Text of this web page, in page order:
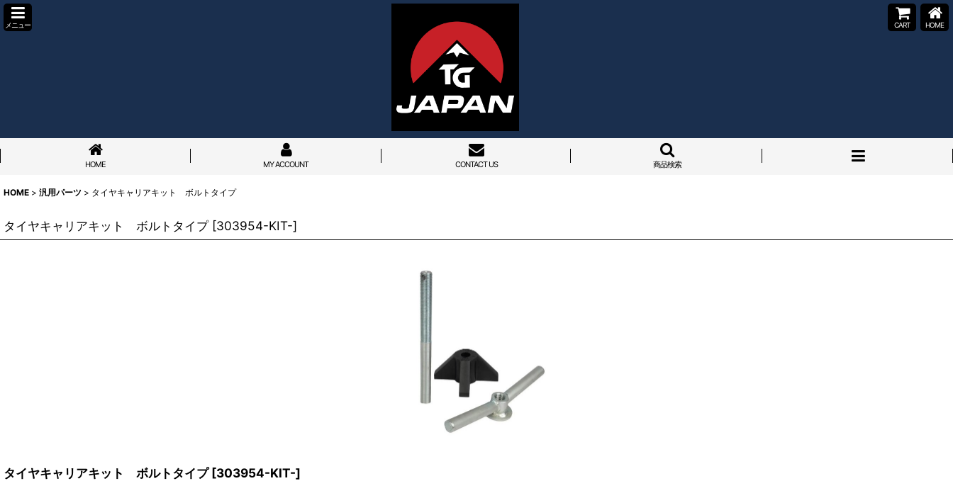
メニュー CART HOME
HOME MY ACCOUNT CONTACT US 商品検索
HOME > 汎用パーツ > タイヤキャリアキット ボルトタイプ
タイヤキャリアキット ボルトタイプ [303954-KIT-]
タイヤキャリアキット ボルトタイプ [303954-KIT-]